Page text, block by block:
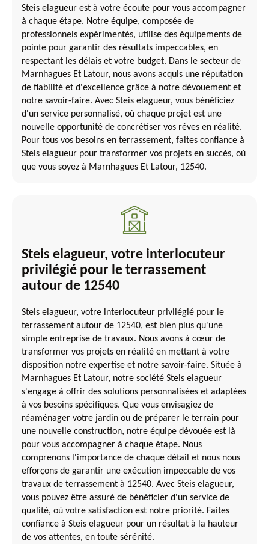
Steis elagueur est à votre écoute pour vous accompagner
à chaque étape. Notre équipe, composée de
professionnels expérimentés, utilise des équipements de
pointe pour garantir des résultats impeccables, en
respectant les délais et votre budget. Dans le secteur de
Marnhagues Et Latour, nous avons acquis une réputation
de fiabilité et d'excellence grâce à notre dévouement et
notre savoir-faire. Avec Steis elagueur, vous bénéficiez
d'un service personnalisé, où chaque projet est une
nouvelle opportunité de concrétiser vos rêves en réalité.
Pour tous vos besoins en terrassement, faites confiance à
Steis elagueur pour transformer vos projets en succès, où
que vous soyez à Marnhagues Et Latour, 12540.
Steis elagueur, votre interlocuteur
privilégié pour le terrassement
autour de 12540
Steis elagueur, votre interlocuteur privilégié pour le
terrassement autour de 12540, est bien plus qu'une
simple entreprise de travaux. Nous avons à cœur de
transformer vos projets en réalité en mettant à votre
disposition notre expertise et notre savoir-faire. Située à
Marnhagues Et Latour, notre société Steis elagueur
s'engage à offrir des solutions personnalisées et adaptées
à vos besoins spécifiques. Que vous envisagiez de
réaménager votre jardin ou de préparer le terrain pour
une nouvelle construction, notre équipe dévouée est là
pour vous accompagner à chaque étape. Nous
comprenons l'importance de chaque détail et nous nous
efforçons de garantir une exécution impeccable de vos
travaux de terrassement à 12540. Avec Steis elagueur,
vous pouvez être assuré de bénéficier d'un service de
qualité, où votre satisfaction est notre priorité. Faites
confiance à Steis elagueur pour un résultat à la hauteur
de vos attentes, en toute sérénité.